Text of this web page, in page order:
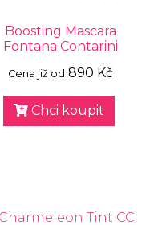
Boosting Mascara
Fontana Contarini
Cena již od 890 Kč
Chci koupit